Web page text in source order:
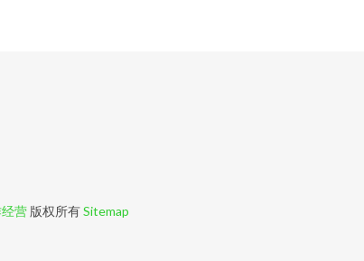
营 版权所有Sitemap